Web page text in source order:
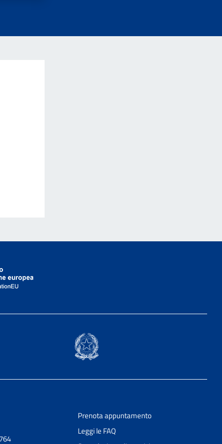
Prenota appuntamento
Leggi le FAQ